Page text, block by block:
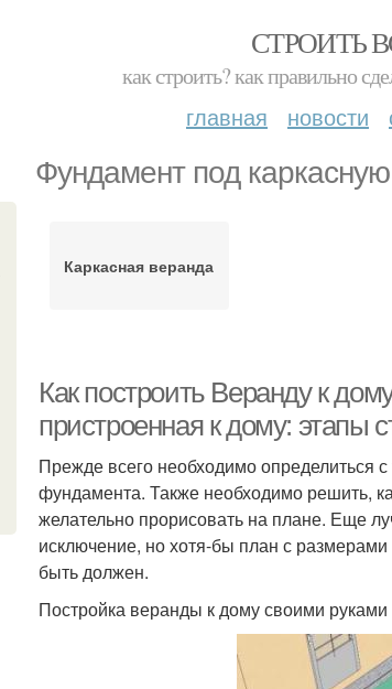
СТРОИТЬ
как строить? как правильно
главная новости
Фундамент под
Каркасная веранда
Как построить Веранду к
пристроенная к дому: этапы
Прежде всего необходимо определиться
фундамента. Также необходимо решить,
желательно прорисовать на плане. Еще
исключение, но хотя-бы план с
быть должен.
Постройка веранды к дому своими